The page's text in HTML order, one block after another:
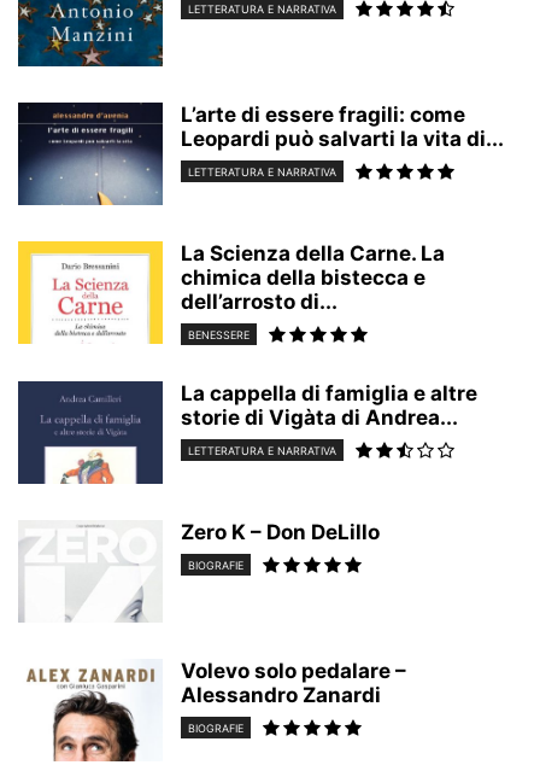
LETTERATURA E NARRATIVA
L’arte di essere fragili: come
Leopardi può salvarti la vita di...
LETTERATURA E NARRATIVA
La Scienza della Carne. La
chimica della bistecca e
dell’arrosto di...
BENESSERE
La cappella di famiglia e altre
storie di Vigàta di Andrea...
LETTERATURA E NARRATIVA
Zero K – Don DeLillo
BIOGRAFIE
Volevo solo pedalare –
Alessandro Zanardi
BIOGRAFIE